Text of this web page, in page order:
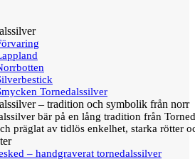
Tornedalssilver
– tradition och symbolik från norr
bär på en lång tradition från
präglat av tidlös enkelhet, starka rötter